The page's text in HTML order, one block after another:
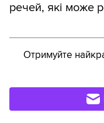
речей, які може
Отримуйте